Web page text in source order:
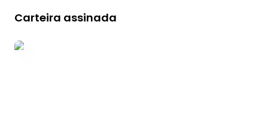
Carteira assinada